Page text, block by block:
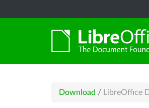
Download / LibreOffice